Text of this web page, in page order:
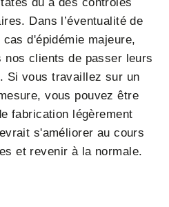
dû à des contrôles
Dans l’éventualité de
d'épidémie majeure,
nos clients de passer leurs
Si vous travaillez sur un
vous pouvez être
fabrication légèrement
s'améliorer au cours
et revenir à la normale.